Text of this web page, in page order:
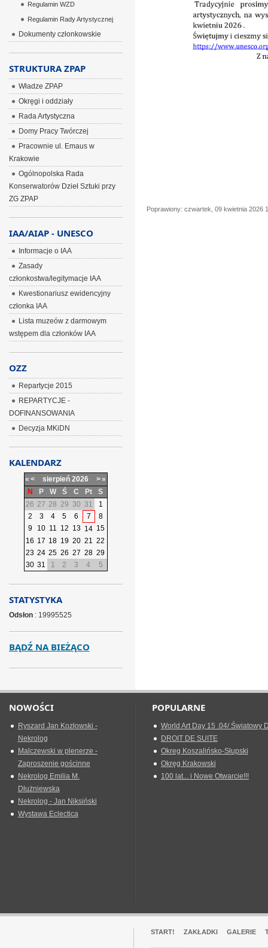
Poprawiony: czwartek, 09 kwietnia 2026
Regulamin WZD
Regulamin Rady Artystycznej
Dokumenty członkowskie
STRUKTURA ZPAP
Władze ZPAP
Okręgi i oddziały
Rada Artystyczna
Domy Pracy Twórczej
Pracownie ul. Emaus w
Krakowie
Ogólnopolska Rada
Konserwatorów Dzieł Sztuki przy
ZG ZPAP
IAA/AIAP - UNESCO
Informacje o IAA
Zasady
członkostwa/legitymacje IAA
Kwestionariusz ewidencyjny
członka IAA
Lista muzeów z darmowym
wstępem dla członków IAA
OZZ
Repartycje 2015
REPARTYCJE -
DOFINANSOWANIA
Decyzja MKiDN
KALENDARZ
« < sierpień 2026 >»
N
P W Ś C Pt
S
26 27 28 29 30 31
1
2
3 4 5 6 7
8
9
10 11 12 13 14 15
16 17 18 19 20 21 22
23 24 25 26 27 28 29
30 31 1 2 3 4 5
STATYSTYKA
Odsłon: 19995525
BĄDŹ NA BIEŻĄCO
NOWOŚCI
Ryszard Jan Kozłowski -
Nekrolog
Malczewski w plenerze -
Zaproszenie gościnne
Nekrolog Emilia M.
Dłużniewska
Nekrolog - Jan Niksiński
Wystawa Eclectica
POPULARNE
World Art Day 15 .04/ Światowy
DROIT DE SUITE
Okreg Koszalińsko-Słupski
Okręg Krakowski
100 lat... i Nowe Otwarcie!!!
START! ZAKŁADKI GALERIE